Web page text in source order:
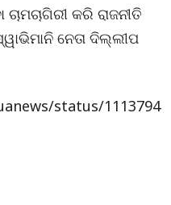
କରି ରାଜନୀତି
ନେତା ଦିଲ୍ଲୀପ
status/1113794